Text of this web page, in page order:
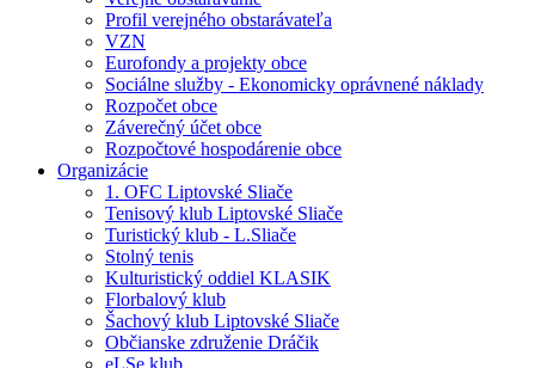
Profil verejného obstarávateľa
VZN
Eurofondy a projekty obce
Sociálne služby - Ekonomicky oprávnené náklady
Rozpočet obce
Záverečný účet obce
Rozpočtové hospodárenie obce
Organizácie
1. OFC Liptovské Sliače
Tenisový klub Liptovské Sliače
Turistický klub - L.Sliače
Stolný tenis
Kulturistický oddiel KLASIK
Florbalový klub
Šachový klub Liptovské Sliače
Občianske združenie Dráčik
eLSe klub